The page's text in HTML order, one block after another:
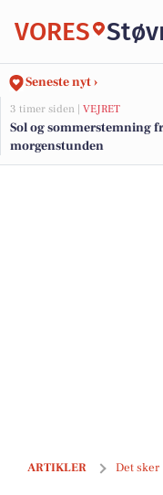
VORES
Seneste nyt ›
3 timer siden | VEJRET
Sol og sommerstemning
morgenstunden
ARTIKLER Det sker
Festlig pinsefejring